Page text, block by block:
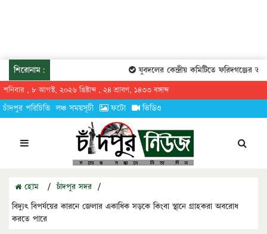
শিরোনাম: যুবদলের কেন্দ্রীয় কমিটিতে ফরিদগঞ্জের
শনিবার , ৮ আগস্ট, ২০২৬ খ্রিষ্টাব্দ , ২৪ শ্রাবণ, ১৪৩৩ বঙ্গাব্দ
চাঁদপুর পরিচিতি লঞ্চ সময়সূচী ফটো ভিডিও
হোম / চাঁদপুর সদর /
বিদ্যুৎ বিপর্যয়ের কারনে জেলার একাধিক সড়কে কিংবা স্থানে গ্রাহকরা অবরোধ
করতে পারে